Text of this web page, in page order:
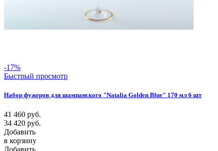
-17%
Быстрый просмотр
Набор фужеров для шампанского "Natalia Golden Blue" 170 мл 6 шт
41 460 руб.
34 420 руб.
Добавить
в корзину
Добавить